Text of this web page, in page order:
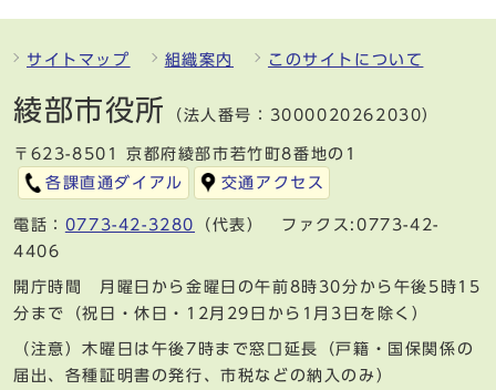
サイトマップ 組織案内 このサイトについて
綾部市役所 （法人番号：3000020262030）
〒623-8501 京都府綾部市若竹町8番地の1
各課直通ダイアル
交通アクセス
電話： 0773-42-3280
（代表） ファクス:0773-42-
4406
開庁時間 月曜日から金曜日の午前8時30分から午後5時15
分まで（祝日・休日・12月29日から1月3日を除く）
（注意）木曜日は午後7時まで窓口延長（戸籍・国保関係の
届出、各種証明書の発行、市税などの納入のみ）